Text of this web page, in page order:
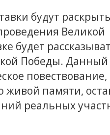
будут
Великой
будет
Победы. Данный
живой памяти,
реальных